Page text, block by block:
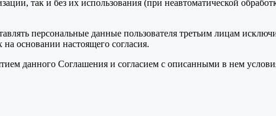
так и без их использования (при неавтоматической
персональные данные пользователя третьим лицам
основании настоящего согласия.
данного Соглашения и согласием с описанными в нем